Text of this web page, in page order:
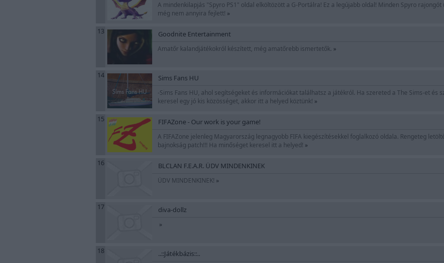
A mindenkilapjás "Spyro PS1" oldal elköltözött a G-Portálra! Ez a legújabb oldal! Minden Spyro
még nem annyira fejlett! »
13 Goodnite Entertainment
Amatőr kalandjátékokról készített, még amatőrebb ismertetők. »
14 Sims Fans HU
-Sims Fans HU, ahol segítségeket és információkat találhatsz a játékról. Ha szereted a The Sims-et és
keresel egy jó kis közösséget, akkor itt a helyed köztünk! »
15 FIFAZone - Our work is your game!
A FIFAZone jelenleg Magyarország legnagyobb FIFA kiegészítésekkel foglalkozó oldala. Rengeteg
bajnokság patch!!! Ha minőséget keresel itt a helyed! »
16 BLCLAN F.E.A.R. ÜDV MINDENKINEK
ÜDV MINDENKINEK! »
17 diva-dollz
»
18 ..::Játékbázis::..